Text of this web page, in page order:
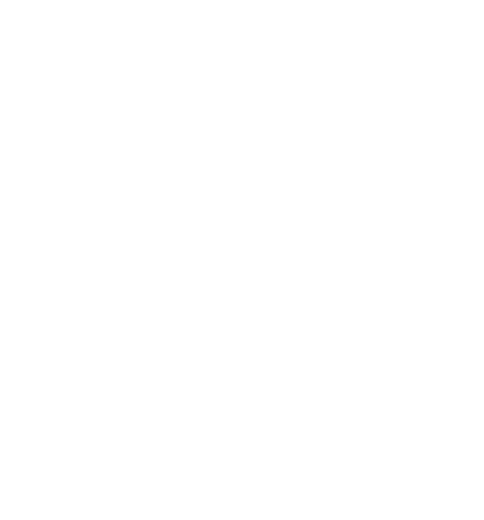
与母亲朱音、妹妹舞一起生活的照屋踊，憧憬舞蹈学校的丽莎，开
的双胞胎妹妹瑞音时，瑞真孤
报仇”，“娘娘索命”等一连串妖异事件，张天盛虽被种种诡怪
像杀人事件，勘案过程中，牵引出“婴胎报仇”，“娘娘索命”等一连